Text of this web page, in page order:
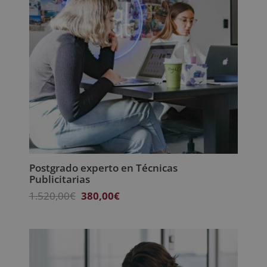
Postgrado experto en Técnicas
Publicitarias
1.520,00€ El
380,00€El
380,00€.